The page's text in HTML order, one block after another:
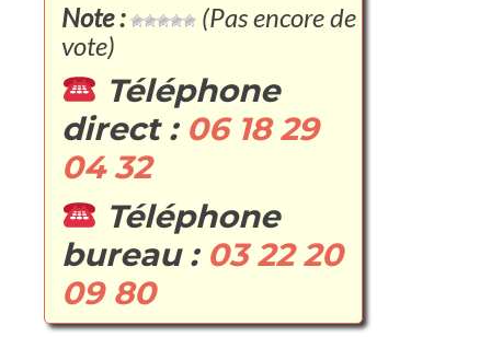
Note :
(Pas encore de
vote)
Téléphone
direct : 06 18 29
04 32
Téléphone
bureau : 03 22 20
09 80